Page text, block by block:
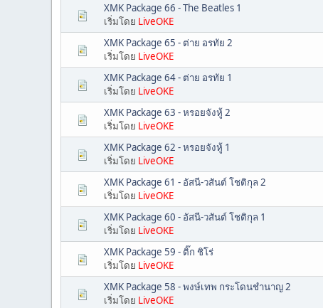
XMK Package 66 - The Beatles 1
เริ่มโดย LiveOKE
XMK Package 65 - ต่าย อรทัย 2
เริ่มโดย LiveOKE
XMK Package 64 - ต่าย อรทัย 1
เริ่มโดย LiveOKE
XMK Package 63 - หรอยจังหู้ 2
เริ่มโดย LiveOKE
XMK Package 62 - หรอยจังหู้ 1
เริ่มโดย LiveOKE
XMK Package 61 - อัสนี-วสันต์ โชติกุล 2
เริ่มโดย LiveOKE
XMK Package 60 - อัสนี-วสันต์ โชติกุล 1
เริ่มโดย LiveOKE
XMK Package 59 - ติ๊ก ชิโร่
เริ่มโดย LiveOKE
XMK Package 58 - พงษ์เทพ กระโดนชำนาญ 2
เริ่มโดย LiveOKE